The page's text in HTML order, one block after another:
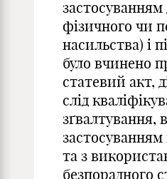
застосуванням
фізичного чи
насильства) і
було вчинено
статевий акт,
слід
зґвалтування,
та з
безпорадного